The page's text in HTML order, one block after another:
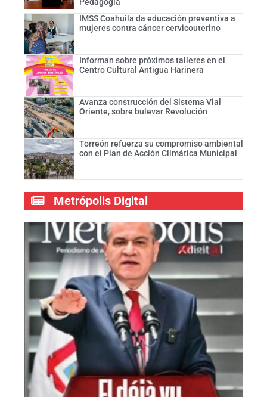
Pedagogía
IMSS Coahuila da educación preventiva a
mujeres contra cáncer cervicouterino
Informan sobre próximos talleres en el
Centro Cultural Antigua Harinera
Avanza construcción del Sistema Vial
Oriente, sobre bulevar Revolución
Torreón refuerza su compromiso ambiental
con el Plan de Acción Climática Municipal
Metrópolis Digital